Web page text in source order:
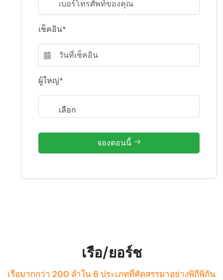
เช็คอิน*
ผู้ใหญ่*
จองตอนนี้
เรือ/ยอร์ช
เรือมากกว่า 200 ลำใน 6 ประเภทที่คัดสรรมาอย่างพิถีพิถัน